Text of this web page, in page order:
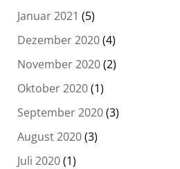
Januar 2021 (5)
Dezember 2020(4)
November 2020(2)
Oktober 2020(1)
September 2020(3)
August 2020(3)
Juli 2020(1)